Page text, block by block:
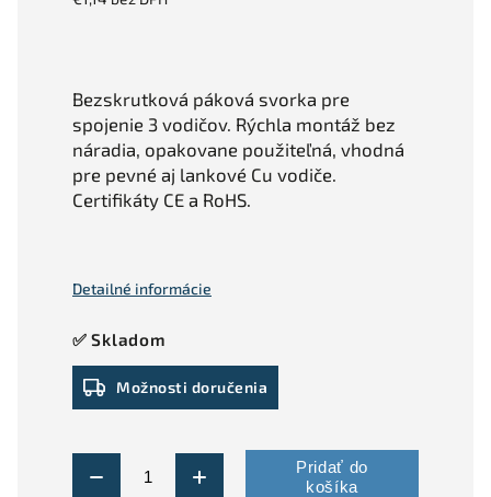
✅ Skladom
Možnosti doručenia
Pridať do
košíka
Bezskrutková páková svorka pre
spojenie 3 vodičov. Rýchla montáž bez
náradia, opakovane použiteľná, vhodná
pre pevné aj lankové Cu vodiče.
Certifikáty CE a RoHS.
Detailné informácie